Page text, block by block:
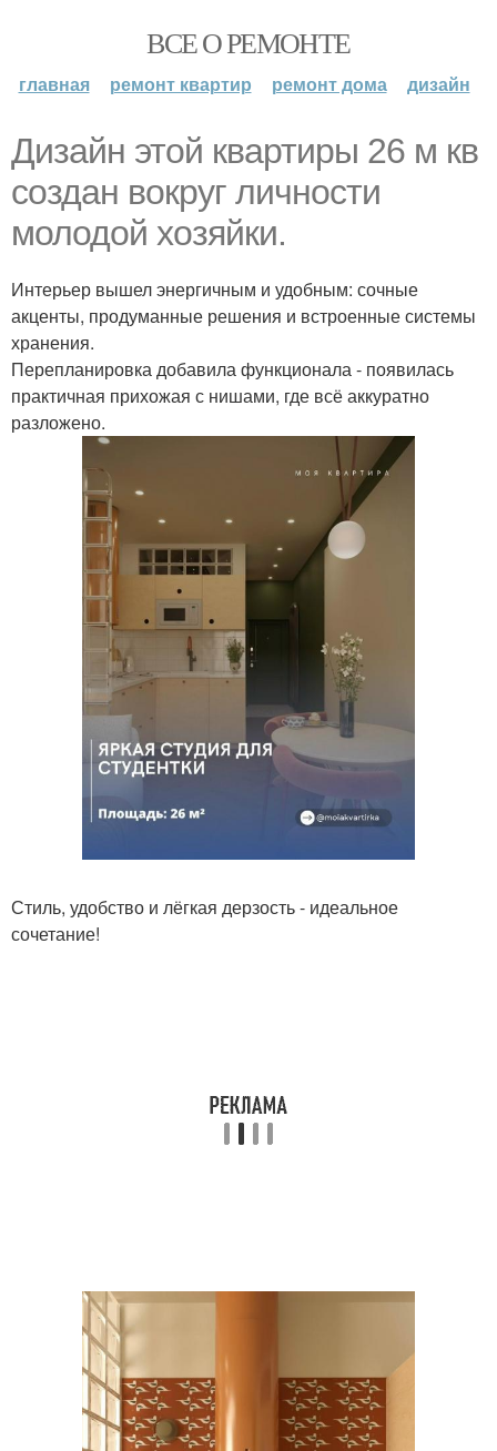
ВСЕ О РЕМОНТЕ
главная ремонт квартир ремонт дома дизайн
Дизайн этой квартиры 26 м кв
создан вокруг личности
молодой хозяйки.
Интерьер вышел энергичным и удобным: сочные
акценты, продуманные решения и встроенные системы
хранения.
Перепланировка добавила функционала - появилась
практичная прихожая с нишами, где всё аккуратно
разложено.
Стиль, удобство и лёгкая дерзость - идеальное
сочетание!